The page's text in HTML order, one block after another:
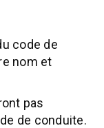
code de
nom et
pas
de conduite.